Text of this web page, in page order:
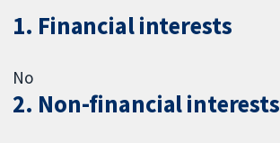
1. Financial interests
No
2. Non-financial interests